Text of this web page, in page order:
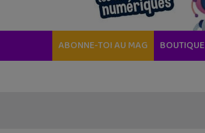
ABONNE-TOI AU MAG BOUTIQUE